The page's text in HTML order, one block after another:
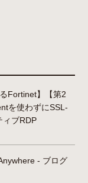
Fortinet】【第2
を使わずにSSL-
ィブRDP
- ブログ